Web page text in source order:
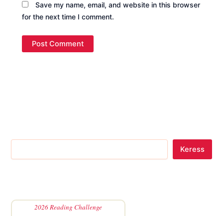
Save my name, email, and website in this browser
for the next time I comment.
Keress
2026 Reading Challenge